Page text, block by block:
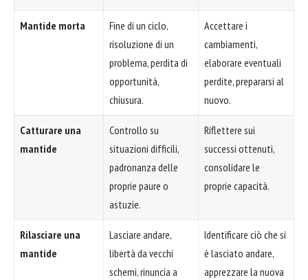
Mantide morta
Fine di un ciclo,
risoluzione di un
problema, perdita di
opportunità,
chiusura.
Accettare i
cambiamenti,
elaborare eventuali
perdite, prepararsi al
nuovo.
Catturare una
mantide
Controllo su
situazioni difficili,
padronanza delle
proprie paure o
astuzie.
Riflettere sui
successi ottenuti,
consolidare le
proprie capacità.
Rilasciare una
mantide
Lasciare andare,
libertà da vecchi
schemi, rinuncia a
Identificare ciò che si
è lasciato andare,
apprezzare la nuova